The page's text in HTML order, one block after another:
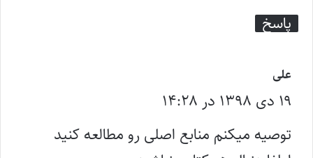
پاسخ
علی
ف
ت
۱۹ دی ۱۳۹۸ در ۱۴:۲۸
توصیه میکنم منابع اصلی رو مطالعه کنید